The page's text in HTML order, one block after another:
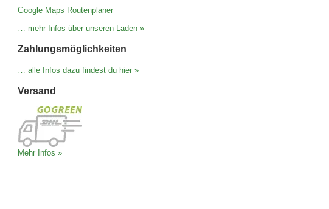
Google Maps Routenplaner
… mehr Infos über unseren Laden »
Zahlungs­möglich­keiten
… alle Infos dazu findest du hier »
Versand
Mehr Infos »